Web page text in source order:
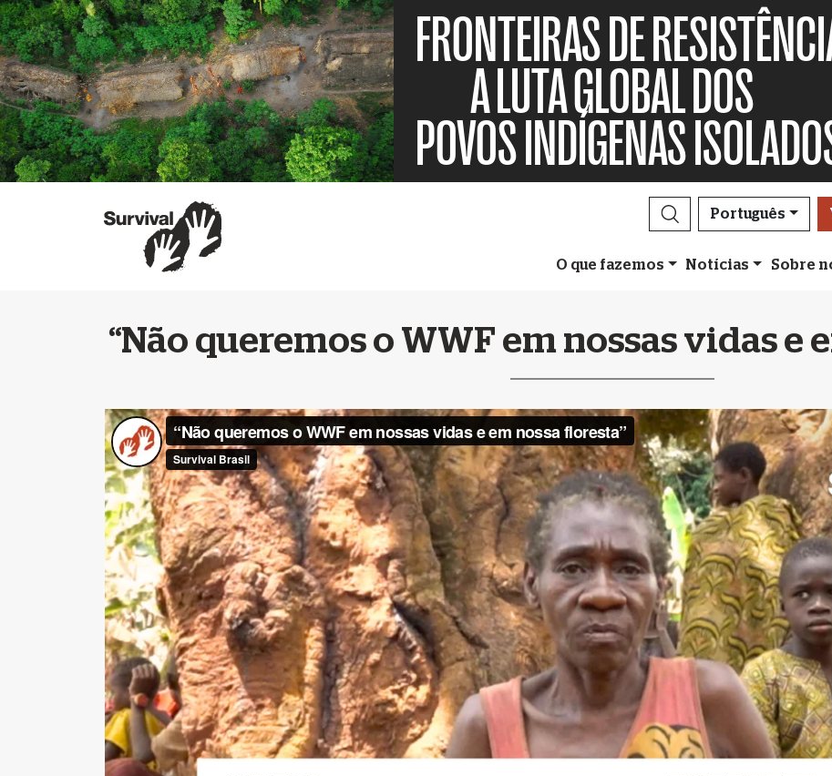
FRONTEIRAS DE
A LUTA GLOBAL DOS
POVOS INDÍGENAS
Português
O que fazemos Notícias Sobre
“Não queremos o WWF em nossas vidas e